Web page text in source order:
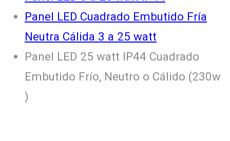
Panel LED Cuadrado Embutido Fría
Neutra Cálida 3 a 25 watt
Panel LED 25 watt IP44 Cuadrado
Embutido Frío, Neutro o Cálido (230w
)